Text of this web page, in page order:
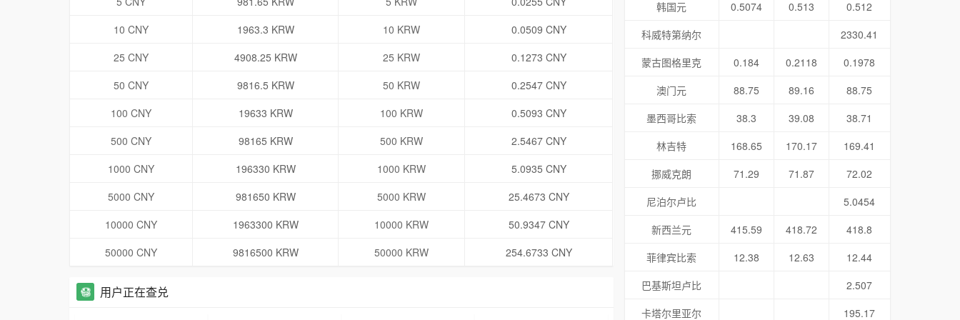
10 CNY
1963.3 KRW 10 KRW
0.0509 CNY
25 CNY
4908.25 KRW 25 KRW
0.1273 CNY
50 CNY
9816.5 KRW 50 KRW
0.2547 CNY
100 CNY
19633 KRW 100 KRW
0.5093 CNY
500 CNY
98165 KRW 500 KRW
2.5467 CNY
1000 CNY
196330 KRW 1000 KRW
5.0935 CNY
5000 CNY
981650 KRW 5000 KRW
25.4673 CNY
10000 CNY
1963300 KRW 10000 KRW
50.9347 CNY
50000 CNY
9816500 KRW 50000 KRW 254.6733 CNY
用户正在查兑
韩国元 0.5074 0.513
0.512
科威特第纳尔
2330.41
蒙古图格里克
0.184 0.2118
0.1978
澳门元
88.75 89.16
88.75
墨西哥比索
38.3 39.08
38.71
林吉特
168.65 170.17
169.41
挪威克朗
71.29 71.87
72.02
尼泊尔卢比
5.0454
新西兰元
415.59 418.72
418.8
菲律宾比索
12.38 12.63
12.44
巴基斯坦卢比
2.507
卡塔尔里亚尔
195.17